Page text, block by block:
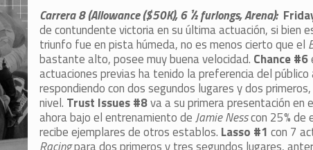
Carrera 8 (Allowance ($50K), 6 ½ furlongs, Arena):
de contundente victoria en su última actuación, si bien
triunfo fue en pista húmeda, no es menos cierto que el
bastante alto, posee muy buena velocidad. Chance #6
actuaciones previas ha tenido la preferencia del
respondiendo con dos segundos lugares y dos
nivel. Trust Issues #8va a su primera presentación en
ahora bajo el entrenamiento deJamie Nesscon 25% de
recibe ejemplares de otros establos. Lasso #1 con 7